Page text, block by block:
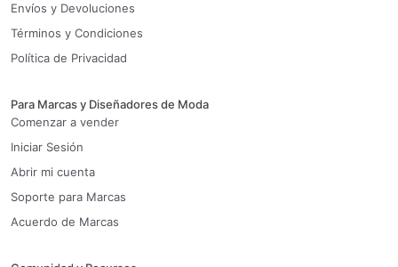
Envíos y Devoluciones
Términos y Condiciones
Política de Privacidad
Para Marcas y Diseñadores de Moda
Comenzar a vender
Iniciar Sesión
Abrir mi cuenta
Soporte para Marcas
Acuerdo de Marcas